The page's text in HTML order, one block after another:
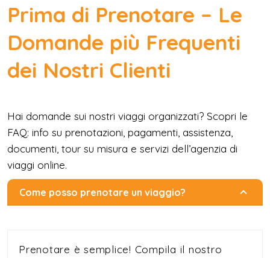
Prima di Prenotare – Le
Domande più Frequenti
dei Nostri Clienti
Hai domande sui nostri viaggi organizzati? Scopri le
FAQ: info su prenotazioni, pagamenti, assistenza,
documenti, tour su misura e servizi dell’agenzia di
viaggi online.
Come posso prenotare un viaggio?
Prenotare è semplice! Compila il nostro